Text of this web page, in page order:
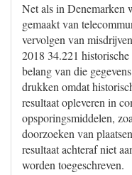
Net als in Denemarken
gemaakt van
vervolgen van
2018 34.221
belang van die
drukken omdat
resultaat opleveren in
opsporingsmiddelen,
doorzoeken van
resultaat achteraf niet
worden toegeschreven.